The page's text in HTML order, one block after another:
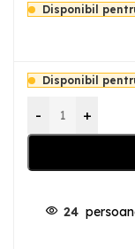
Disponibil
Disponibil
- +
24